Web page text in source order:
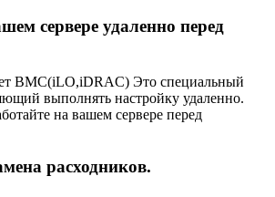
сервере удаленно перед
BMC(iLO,iDRAC) Это специальный
выполнять настройку удаленно.
на вашем сервере перед
расходников.